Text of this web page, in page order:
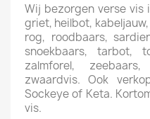
Wij bezorgen verse vis
griet, heilbot,
rog, roodbaars,
snoekbaars, tarbot,
zalmforel,
zwaardvis. Ook
Sockeye of Keta.
vis.